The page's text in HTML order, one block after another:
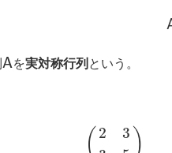
A
A を実対称行列 という。
( 2
3 )3